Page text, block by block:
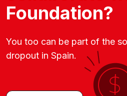
Foundation?
You too can be part of the
dropout in Spain.